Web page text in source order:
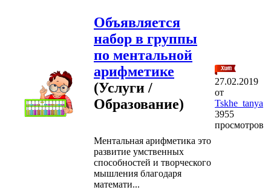
Объявляется
набор в группы
по ментальной
арифметике
(Услуги /
Образование)
Ментальная арифметика это
развитие умственных
способностей и творческого
мышления благодаря
математи...
27.02.2019
от
Tskhe_tanya
3955
просмотров